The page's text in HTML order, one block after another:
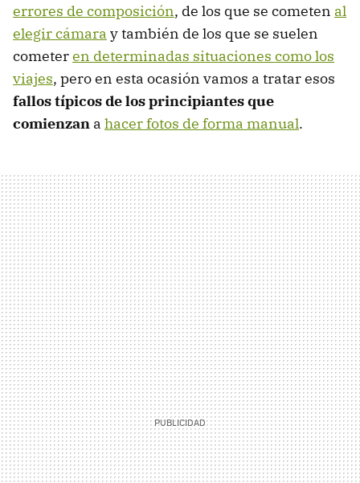
errores de composición, de los que se cometen al
elegir cámara y también de los que se suelen
cometeren determinadas situaciones como los
viajes, pero en esta ocasión vamos a tratar esos
fallos típicos de los principiantes que
comienzan a hacer fotos de forma manual.